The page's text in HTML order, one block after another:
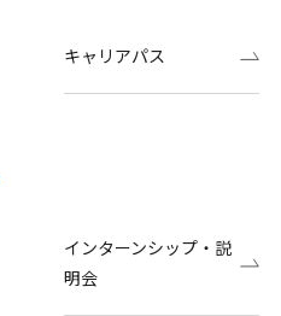
キャリアパス
インターンシップ・説
明会